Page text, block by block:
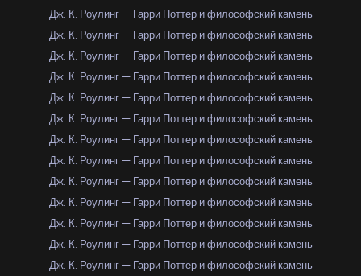
Дж. К. Роулинг — Гарри Поттер и философский камень
Дж. К. Роулинг — Гарри Поттер и философский камень
Дж. К. Роулинг — Гарри Поттер и философский камень
Дж. К. Роулинг — Гарри Поттер и философский камень
Дж. К. Роулинг — Гарри Поттер и философский камень
Дж. К. Роулинг — Гарри Поттер и философский камень
Дж. К. Роулинг — Гарри Поттер и философский камень
Дж. К. Роулинг — Гарри Поттер и философский камень
Дж. К. Роулинг — Гарри Поттер и философский камень
Дж. К. Роулинг — Гарри Поттер и философский камень
Дж. К. Роулинг — Гарри Поттер и философский камень
Дж. К. Роулинг — Гарри Поттер и философский камень
Дж. К. Роулинг — Гарри Поттер и философский камень